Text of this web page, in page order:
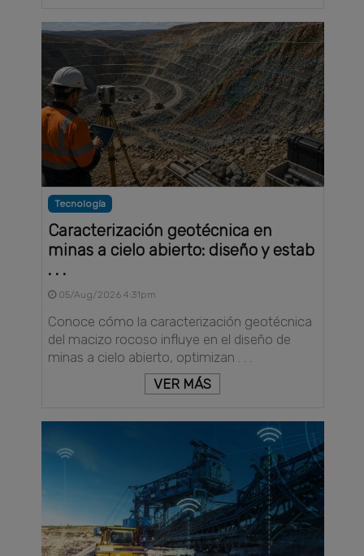
Tecnología
Caracterización geotécnica en
minas a cielo abierto: diseño y estab
. . .
05/Aug/2026 4:31pm
Conoce cómo la caracterización geotécnica
del macizo rocoso influye en el diseño de
minas a cielo abierto, optimizan . . .
VER MÁS